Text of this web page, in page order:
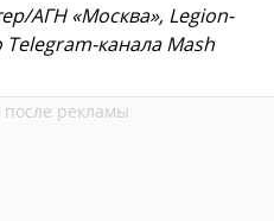
АГН «Москва», Legion-
Telegram-канала Mash